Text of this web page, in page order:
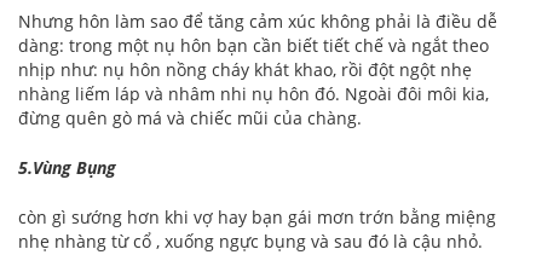
Nhưng hôn làm sao để tăng cảm xúc không phải là điều dễ
dàng: trong một nụ hôn bạn cần biết tiết chế và ngắt theo
nhịp như: nụ hôn nồng cháy khát khao, rồi đột ngột nhẹ
nhàng liếm láp và nhâm nhi nụ hôn đó. Ngoài đôi môi kia,
đừng quên gò má và chiếc mũi của chàng.
5.Vùng Bụng
còn gì sướng hơn khi vợ hay bạn gái mơn trớn bằng miệng
nhẹ nhàng từ cổ , xuống ngực bụng và sau đó là cậu nhỏ.